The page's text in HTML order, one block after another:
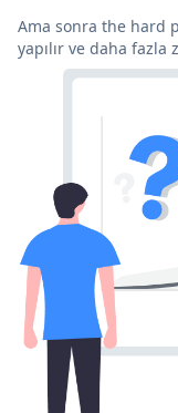
Ama sonra the hard
yapılır ve daha fazla